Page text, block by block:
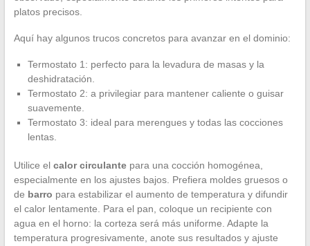
platos precisos.
Aquí hay algunos trucos concretos para avanzar en el dominio:
Termostato 1: perfecto para la levadura de masas y la
deshidratación.
Termostato 2: a privilegiar para mantener caliente o guisar
suavemente.
Termostato 3: ideal para merengues y todas las cocciones
lentas.
Utilice el calor circulantepara una cocción homogénea,
especialmente en los ajustes bajos. Prefiera moldes gruesos o
de barro para estabilizar el aumento de temperatura y difundir
el calor lentamente. Para el pan, coloque un recipiente con
agua en el horno: la corteza será más uniforme. Adapte la
temperatura progresivamente, anote sus resultados y ajuste